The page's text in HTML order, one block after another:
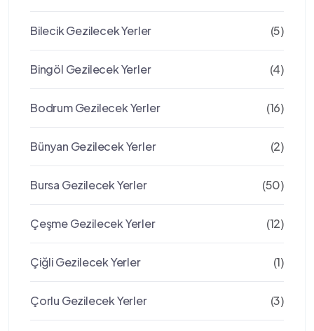
Bilecik Gezilecek Yerler (5)
Bingöl Gezilecek Yerler (4)
Bodrum Gezilecek Yerler (16)
Bünyan Gezilecek Yerler (2)
Bursa Gezilecek Yerler (50)
Çeşme Gezilecek Yerler (12)
Çiğli Gezilecek Yerler (1)
Çorlu Gezilecek Yerler (3)